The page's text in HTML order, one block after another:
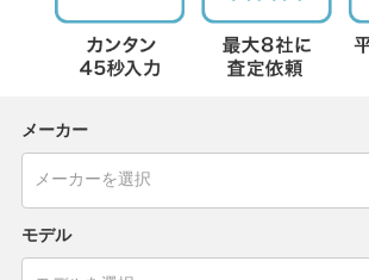
メーカー
モデル